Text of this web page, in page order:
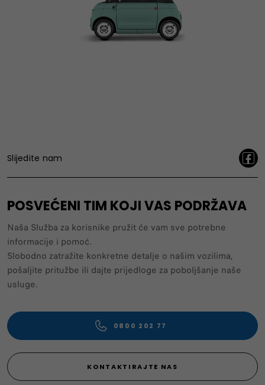
Slijedite nam
POSVEĆENI TIM KOJI VAS PODRŽAVA
Naša Služba za korisnike pružit će vam sve potrebne
informacije i pomoć.
Slobodno zatražite konkretne detalje o našim vozilima,
pošaljite pritužbe ili dajte prijedloge za poboljšanje naše
usluge.
0800 202 77
KONTAKTIRAJTE NAS